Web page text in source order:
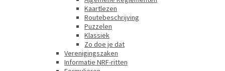
Kaartlezen
Routebeschrijving
Puzzelen
Klassiek
Zo doe je dat
Verenigingszaken
Informatie NRF-ritten